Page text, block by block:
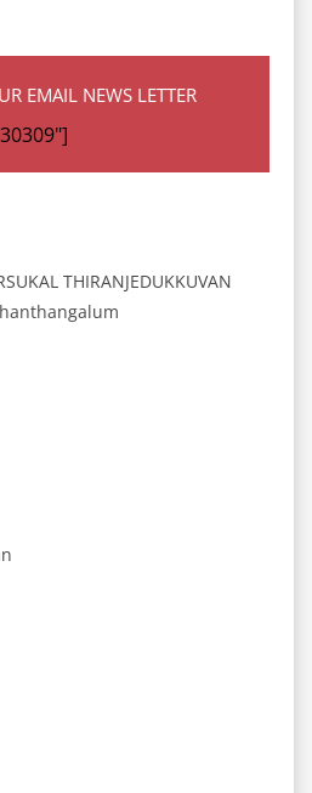
EMAIL NEWS LETTER
THIRANJEDUKKUVAN